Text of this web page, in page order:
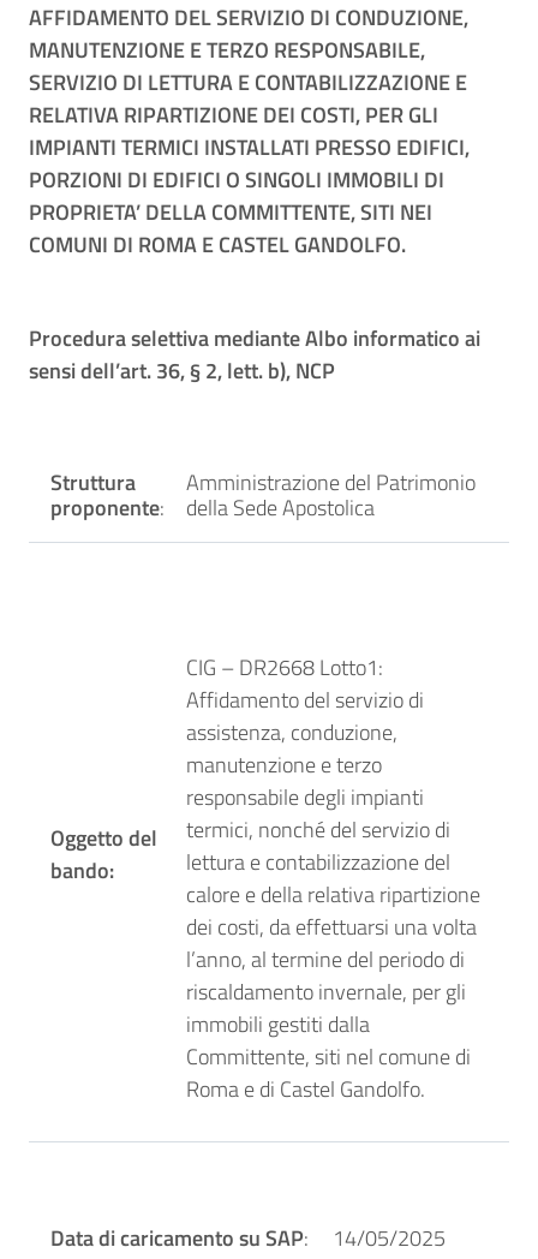
AFFIDAMENTO DEL SERVIZIO DI CONDUZIONE,
MANUTENZIONE E TERZO RESPONSABILE,
SERVIZIO DI LETTURA E CONTABILIZZAZIONE E
RELATIVA RIPARTIZIONE DEI COSTI, PER GLI
IMPIANTI TERMICI INSTALLATI PRESSO EDIFICI,
PORZIONI DI EDIFICI O SINGOLI IMMOBILI DI
PROPRIETA’ DELLA COMMITTENTE, SITI NEI
COMUNI DI ROMA E CASTEL GANDOLFO.
Procedura selettiva mediante Albo informatico ai
sensi dell’art. 36, § 2, lett. b), NCP
Struttura
proponente:
Amministrazione del Patrimonio
della Sede Apostolica
Oggetto del
bando:
CIG – DR2668 Lotto1:
Affidamento del servizio di
assistenza, conduzione,
manutenzione e terzo
responsabile degli impianti
termici, nonché del servizio di
lettura e contabilizzazione del
calore e della relativa ripartizione
dei costi, da effettuarsi una volta
l’anno, al termine del periodo di
riscaldamento invernale, per gli
immobili gestiti dalla
Committente, siti nel comune di
Roma e di Castel Gandolfo.
Data di caricamento su SAP: 14/05/2025